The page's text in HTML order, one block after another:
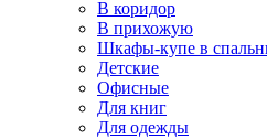
В коридор
В прихожую
Шкафы-купе в
Детские
Офисные
Для книг
Для одежды